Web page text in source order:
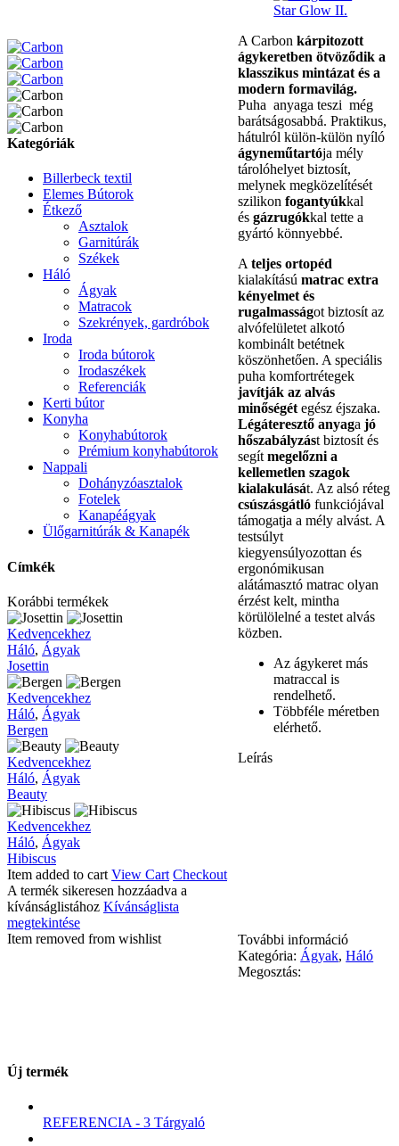
Star Glow II.
A Carbonkárpitozott
ágykeretben ötvöződik a
klasszikus mintázat és a
modern formavilág.
Puha anyaga teszi még
barátságosabbá. Praktikus,
hátulról külön-külön nyíló
ágyneműtartója mély
tárolóhelyet biztosít,
melynek megközelítését
szilikonfogantyúkkal
ésgázrugókkal tette a
gyártó könnyebbé.
Ateljes ortopéd
kialakításúmatrac extra
kényelmet és
rugalmasságot biztosít az
alvófelületet alkotó
kombinált betétnek
köszönhetően. A speciális
puha komfortrétegek
javítják az alvás
minőségét egész éjszaka.
Légáteresztő anyagajó
hőszabályzást biztosít és
segítmegelőzni a
kellemetlen szagok
kialakulását. Az alsó réteg
csúszásgátló funkciójával
támogatja a mély alvást. A
testsúlyt
kiegyensúlyozottan és
ergonómikusan
alátámasztó matrac olyan
érzést kelt, mintha
körülölelné a testet alvás
közben.
Az ágykeret más
matraccal is
rendelhető.
Többféle méretben
elérhető.
Leírás
További információ
Kategória: Ágyak,Háló
Megosztás:
Kategóriák
Billerbeck textil
Elemes Bútorok
Étkező
Asztalok
Garnitúrák
Székek
Háló
Ágyak
Matracok
Szekrények, gardróbok
Iroda
Iroda bútorok
Irodaszékek
Referenciák
Kerti bútor
Konyha
Konyhabútorok
Prémium konyhabútorok
Nappali
Dohányzóasztalok
Fotelek
Kanapéágyak
Ülőgarnitúrák & Kanapék
Címkék
Korábbi termékek
Josettin
Kedvencekhez
Háló, Ágyak
Josettin
Bergen
Kedvencekhez
Háló, Ágyak
Bergen
Beauty
Kedvencekhez
Háló, Ágyak
Beauty
Hibiscus
Kedvencekhez
Háló, Ágyak
Hibiscus
Item added to cart View Cart Checkout
A termék sikeresen hozzáadva a
kívánságlistához Kívánságlista
megtekintése
Item removed from wishlist
Új termék
REFERENCIA - 3 Tárgyaló